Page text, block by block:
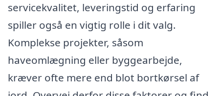
servicekvalitet, leveringstid og erfaring
spiller også en vigtig rolle i dit valg.
Komplekse projekter, såsom
haveomlægning eller byggearbejde,
kræver ofte mere end blot bortkørsel af